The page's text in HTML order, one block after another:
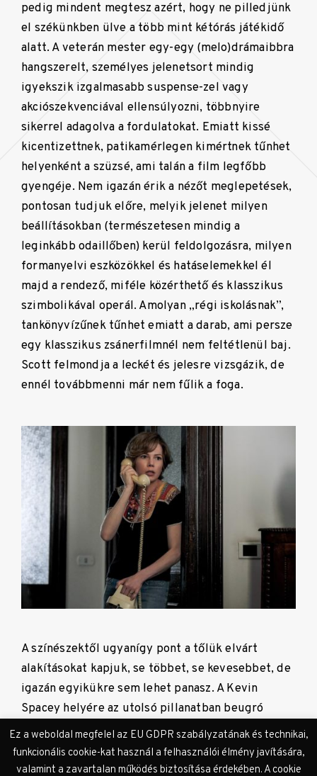
pedig mindent megtesz azért, hogy ne pilledjünk
el székünkben ülve a több mint kétórás játékidő
alatt. A veterán mester egy-egy (melo)drámaibbra
hangszerelt, személyes jelenetsort mindig
igyekszik izgalmasabb suspense-zel vagy
akciószekvenciával ellensúlyozni, többnyire
sikerrel adagolva a fordulatokat. Emiatt kissé
kicentizettnek, patikamérlegen kimértnek tűnhet
helyenként a szüzsé, ami talán a film legfőbb
gyengéje. Nem igazán érik a nézőt meglepetések,
pontosan tudjuk előre, melyik jelenet milyen
beállításokban (természetesen mindig a
leginkább odaillőben) kerül feldolgozásra, milyen
formanyelvi eszközökkel és hatáselemekkel él
majd a rendező, miféle közérthető és klasszikus
szimbolikával operál. Amolyan „régi iskolásnak”,
tankönyvízűnek tűnhet emiatt a darab, ami persze
egy klasszikus zsánerfilmnél nem feltétlenül baj.
Scott felmondja a leckét és jelesre vizsgázik, de
ennél továbbmenni már nem fűlik a foga.
A színészektől ugyanígy pont a tőlük elvárt
alakításokat kapjuk, se többet, se kevesebbet, de
igazán egyikükre sem lehet panasz. A Kevin
Spacey helyére az utolsó pillanatban beugró
Christopher Plummer a maga több mint fél
évszázados színjátszási rutinjával hozza a rá
bízott karaktert, magabiztosan és kellő élvezettel
Ez a weboldal megfelel az EU GDPR szabályzatának és technikai,
funkcionális cookie-kat használ a felhasználói élmény javítására,
valamint a zavartalan működés biztosítása érdekében. A cookie